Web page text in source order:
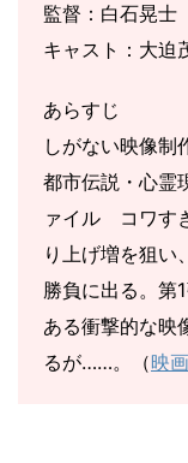
監督：白石晃士
キャスト：大
あらすじ
しがない映像制
都市伝説・心霊
ァイル コワす
り上げ増を狙い
勝負に出る。第
ある衝撃的な映
るが……。（映